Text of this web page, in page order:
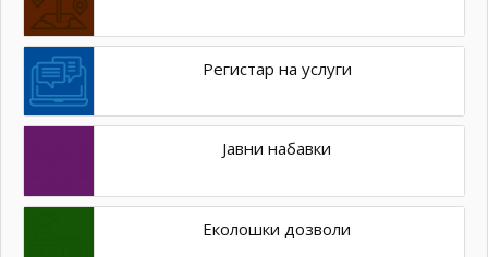
Регистар на услуги
Јавни набавки
Еколошки дозволи